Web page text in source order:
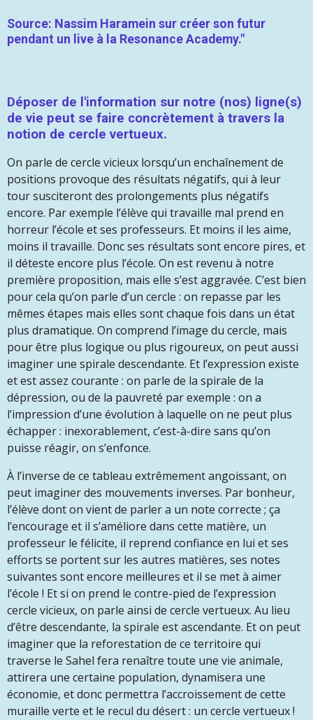
Source: Nassim Haramein sur créer son futur
pendant un live à la Resonance Academy."
Déposer de l'information sur notre (nos) ligne(s)
de vie peut se faire concrètement à travers la
notion de cercle vertueux.
On parle de cercle vicieux lorsqu’un enchaînement de
positions provoque des résultats négatifs, qui à leur
tour susciteront des prolongements plus négatifs
encore. Par exemple l’élève qui travaille mal prend en
horreur l’école et ses professeurs. Et moins il les aime,
moins il travaille. Donc ses résultats sont encore pires, et
il déteste encore plus l’école. On est revenu à notre
première proposition, mais elle s’est aggravée. C’est bien
pour cela qu’on parle d’un cercle : on repasse par les
mêmes étapes mais elles sont chaque fois dans un état
plus dramatique. On comprend l’image du cercle, mais
pour être plus logique ou plus rigoureux, on peut aussi
imaginer une spirale descendante. Et l’expression existe
et est assez courante : on parle de la spirale de la
dépression, ou de la pauvreté par exemple : on a
l’impression d’une évolution à laquelle on ne peut plus
échapper : inexorablement, c’est-à-dire sans qu’on
puisse réagir, on s’enfonce.
À l’inverse de ce tableau extrêmement angoissant, on
peut imaginer des mouvements inverses. Par bonheur,
l’élève dont on vient de parler a un note correcte ; ça
l’encourage et il s’améliore dans cette matière, un
professeur le félicite, il reprend confiance en lui et ses
efforts se portent sur les autres matières, ses notes
suivantes sont encore meilleures et il se met à aimer
l’école ! Et si on prend le contre-pied de l’expression
cercle vicieux, on parle ainsi de cercle vertueux. Au lieu
d’être descendante, la spirale est ascendante. Et on peut
imaginer que la reforestation de ce territoire qui
traverse le Sahel fera renaître toute une vie animale,
attirera une certaine population, dynamisera une
économie, et donc permettra l’accroissement de cette
muraille verte et le recul du désert : un cercle vertueux !